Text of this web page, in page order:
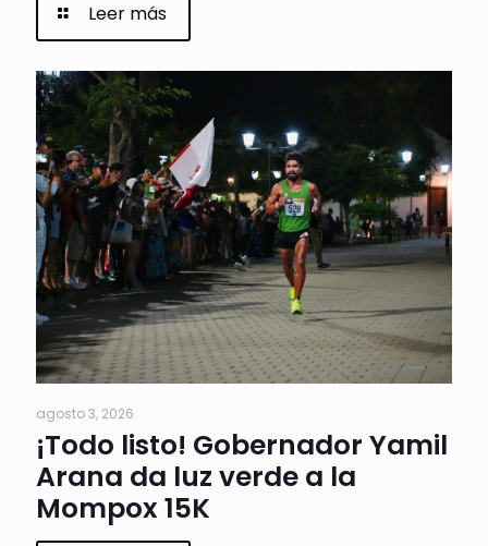
Leer más
agosto 3, 2026
¡Todo listo! Gobernador Yamil
Arana da luz verde a la
Mompox 15K